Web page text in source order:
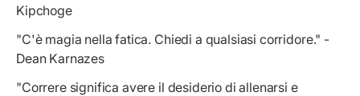
Kipchoge
"C'è magia nella fatica. Chiedi a qualsiasi corridore." -
Dean Karnazes
"Correre significa avere il desiderio di allenarsi e